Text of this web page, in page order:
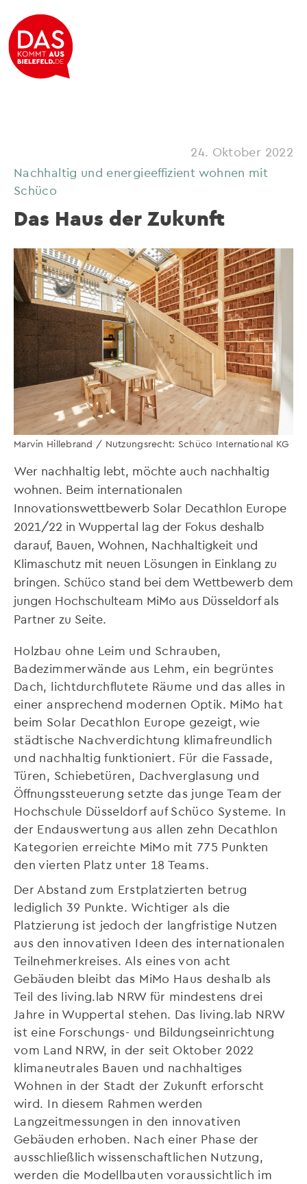
24. Oktober 2022
Nachhaltig und energieeffizient wohnen mit
Schüco
Das Haus der Zukunft
Marvin Hillebrand / Nutzungsrecht: Schüco International KG
Wer nachhaltig lebt, möchte auch nachhaltig
wohnen. Beim internationalen
Innovationswettbewerb Solar Decathlon Europe
2021/22 in Wuppertal lag der Fokus deshalb
darauf, Bauen, Wohnen, Nachhaltigkeit und
Klimaschutz mit neuen Lösungen in Einklang zu
bringen. Schüco stand bei dem Wettbewerb dem
jungen Hochschulteam MiMo aus Düsseldorf als
Partner zu Seite.
Holzbau ohne Leim und Schrauben,
Badezimmerwände aus Lehm, ein begrüntes
Dach, lichtdurchflutete Räume und das alles in
einer ansprechend modernen Optik. MiMo hat
beim Solar Decathlon Europe gezeigt, wie
städtische Nachverdichtung klimafreundlich
und nachhaltig funktioniert. Für die Fassade,
Türen, Schiebetüren, Dachverglasung und
Öffnungssteuerung setzte das junge Team der
Hochschule Düsseldorf auf Schüco Systeme. In
der Endauswertung aus allen zehn Decathlon
Kategorien erreichte MiMo mit 775 Punkten
den vierten Platz unter 18 Teams.
Der Abstand zum Erstplatzierten betrug
lediglich 39 Punkte. Wichtiger als die
Platzierung ist jedoch der langfristige Nutzen
aus den innovativen Ideen des internationalen
Teilnehmerkreises. Als eines von acht
Gebäuden bleibt das MiMo Haus deshalb als
Teil des living.lab NRW für mindestens drei
Jahre in Wuppertal stehen. Das living.lab NRW
ist eine Forschungs- und Bildungseinrichtung
vom Land NRW, in der seit Oktober 2022
klimaneutrales Bauen und nachhaltiges
Wohnen in der Stadt der Zukunft erforscht
wird. In diesem Rahmen werden
Langzeitmessungen in den innovativen
Gebäuden erhoben. Nach einer Phase der
ausschließlich wissenschaftlichen Nutzung,
werden die Modellbauten voraussichtlich im